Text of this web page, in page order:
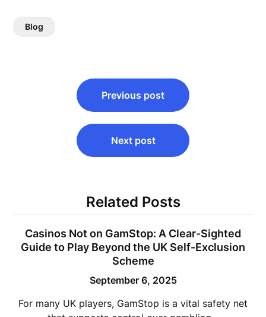
Blog
navigation
Previous post
Next post
Related Posts
Casinos Not on GamStop: A Clear-Sighted
Guide to Play Beyond the UK Self-Exclusion
Scheme
September 6, 2025
For many UK players, GamStop is a vital safety net